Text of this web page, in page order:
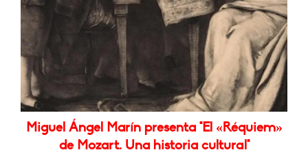
Miguel Ángel Marín presenta "El «Réquiem»
de Mozart. Una historia cultural"